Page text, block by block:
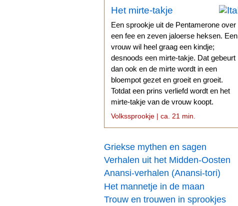
Het mirte-takje
Een sprookje uit de Pentamerone over
een fee en zeven jaloerse heksen. Een
vrouw wil heel graag een kindje;
desnoods een mirte-takje. Dat gebeurt
dan ook en de mirte wordt in een
bloempot gezet en groeit en groeit.
Totdat een prins verliefd wordt en het
mirte-takje van de vrouw koopt.
Volkssprookje | ca. 21 min.
Griekse mythen en sagen
Verhalen uit het Midden-Oosten
Anansi-verhalen (Anansi-tori)
Het mannetje in de maan
Trouw en trouwen in sprookjes